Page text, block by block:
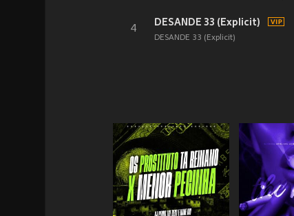
4
DESANDE 33 (Explicit)
DESANDE 33 (Explicit)